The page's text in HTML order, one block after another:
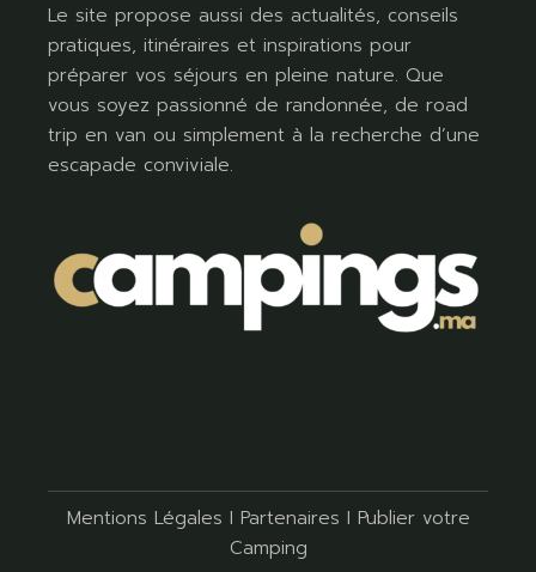
Le site propose aussi des actualités, conseils
pratiques, itinéraires et inspirations pour
préparer vos séjours en pleine nature. Que
vous soyez passionné de randonnée, de road
trip en van ou simplement à la recherche d’une
escapade conviviale.
Mentions Légales I Partenaires I Publier votre
Camping